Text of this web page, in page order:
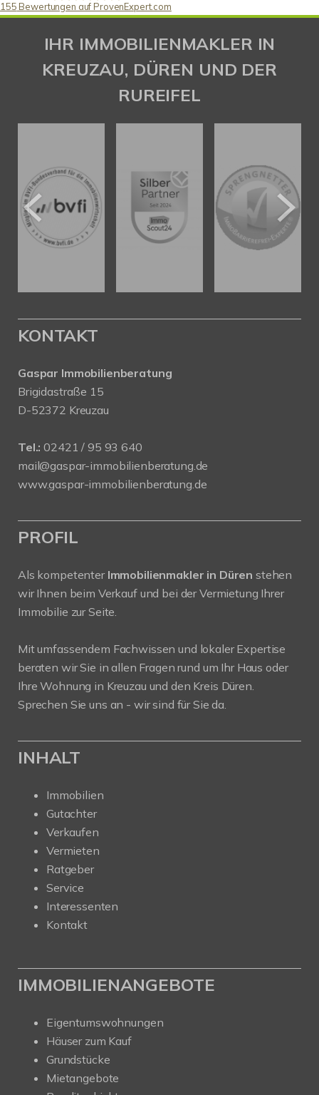
Gaspar Immobilienberatung
155 Bewertungen auf ProvenExpert.com
IHR IMMOBILIENMAKLER IN
KREUZAU, DÜREN UND DER
RUREIFEL
KONTAKT
Gaspar Immobilienberatung
Brigidastraße 15
D-52372 Kreuzau
Tel.: 02421 / 95 93 640
mail@gaspar-immobilienberatung.de
www.gaspar-immobilienberatung.de
PROFIL
Als kompetenter Immobilienmakler in Düren stehen
wir Ihnen beim Verkauf und bei der Vermietung Ihrer
Immobilie zur Seite.
Mit umfassendem Fachwissen und lokaler Expertise
beraten wir Sie in allen Fragen rund um Ihr Haus oder
Ihre Wohnung in Kreuzau und den Kreis Düren.
Sprechen Sie uns an - wir sind für Sie da.
INHALT
Immobilien
Gutachter
Verkaufen
Vermieten
Ratgeber
Service
Interessenten
Kontakt
IMMOBILIENANGEBOTE
Eigentumswohnungen
Häuser zum Kauf
Grundstücke
Mietangebote